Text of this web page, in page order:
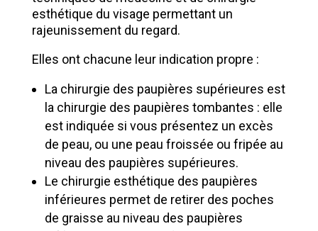
esthétique du visage permettant un
rajeunissement du regard.
Elles ont chacune leur indication propre :
La chirurgie des paupières supérieures est
la chirurgie des paupières tombantes : elle
est indiquée si vous présentez un excès
de peau, ou une peau froissée ou fripée au
niveau des paupières supérieures.
Le chirurgie esthétique des paupières
inférieures permet de retirer des poches
de graisse au niveau des paupières